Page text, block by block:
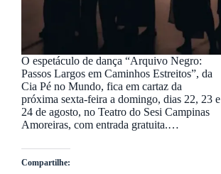
O espetáculo de dança “Arquivo Negro:
Passos Largos em Caminhos Estreitos”, da
Cia Pé no Mundo, fica em cartaz da
próxima sexta-feira a domingo, dias 22, 23 e
24 de agosto, no Teatro do Sesi Campinas
Amoreiras, com entrada gratuita.…
Compartilhe: